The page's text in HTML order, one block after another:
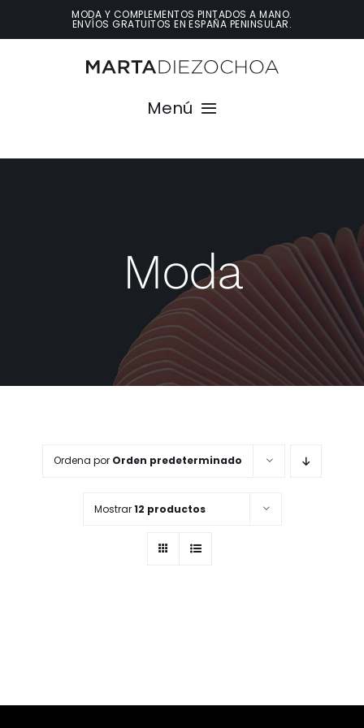
al
MODA Y COMPLEMENTOS PINTADOS A MANO.
ENVÍOS GRATUITOS EN ESPAÑA PENINSULAR.
Menú
Inicio
Moda
Decoración
Contacto
CARRITO
Moda
Ordena por Orden predeterminado
Mostrar12 productos